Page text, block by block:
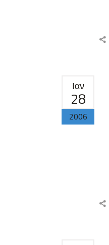
Ιαν
28
2006